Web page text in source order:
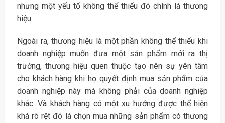
nhưng một yếu tố không thể thiếu đó chính là thương
hiệu.
Ngoài ra, thương hiệu là một phần không thể thiếu khi
doanh nghiệp muốn đưa một sản phẩm mới ra thị
trường, thương hiệu quen thuộc tạo nên sự yên tâm
cho khách hàng khi họ quyết định mua sản phẩm của
doanh nghiệp này mà không phải của doanh nghiệp
khác. Và khách hàng có một xu hướng được thể hiện
khá rõ rệt đó là chọn mua những sản phẩm có thương